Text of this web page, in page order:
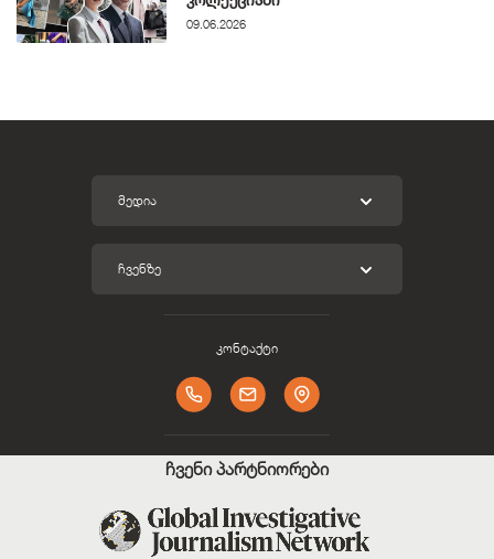
09.06.2026
ᲛᲔᲓᲘᲐ
ᲩᲕᲔᲜᲖᲔ
კონტაქტი
ჩვენი პარტნიორები